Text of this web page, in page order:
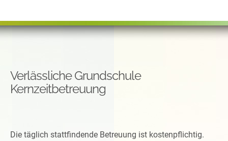
Verlässliche Grundschule
Kernzeitbetreuung
Die täglich stattfindende Betreuung ist kostenpflichtig.